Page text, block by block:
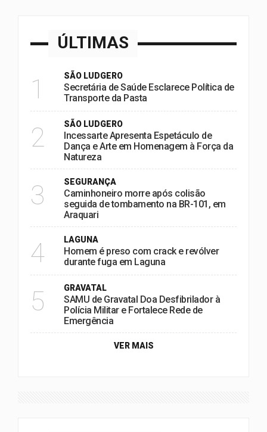
ÚLTIMAS
1 SÃO LUDGERO
Secretária de Saúde Esclarece Política de
Transporte da Pasta
2 SÃO LUDGERO
Incessarte Apresenta Espetáculo de
Dança e Arte em Homenagem à Força da
Natureza
3 SEGURANÇA
Caminhoneiro morre após colisão
seguida de tombamento na BR-101, em
Araquari
4 LAGUNA
Homem é preso com crack e revólver
durante fuga em Laguna
5 GRAVATAL
SAMU de Gravatal Doa Desfibrilador à
Polícia Militar e Fortalece Rede de
Emergência
VER MAIS